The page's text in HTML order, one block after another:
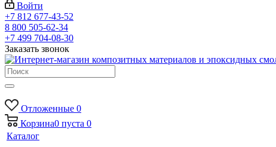
Войти
+7 812 677-43-52
8 800 505-62-34
+7 499 704-08-30
Заказать звонок
Отложенные 0
Корзина0 пуста 0
Каталог